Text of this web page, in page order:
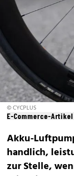
© CYCPLUS
E-Commerce-Artikel
Akku-
handlich,
zur Stelle,